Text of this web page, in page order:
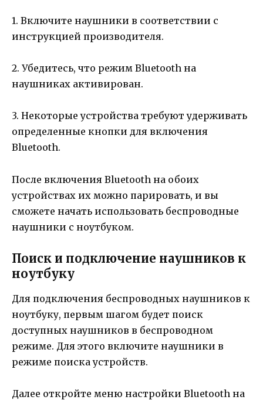
1. Включите наушники в соответствии с
инструкцией производителя.
2. Убедитесь, что режим Bluetooth на
наушниках активирован.
3. Некоторые устройства требуют удерживать
определенные кнопки для включения
Bluetooth.
После включения Bluetooth на обоих
устройствах их можно парировать, и вы
сможете начать использовать беспроводные
наушники с ноутбуком.
Поиск и подключение наушников к
ноутбуку
Для подключения беспроводных наушников к
ноутбуку, первым шагом будет поиск
доступных наушников в беспроводном
режиме. Для этого включите наушники в
режиме поиска устройств.
Далее откройте меню настройки Bluetooth на